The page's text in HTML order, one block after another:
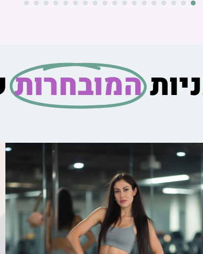
10
11
12
13
14
15
המובחרות
תפריט 1.450 קלוריות לבטן
שטוחה
תפריט 1.450 קלוריות להפחתת שומן בטני וירידה במשקל
תפריט מפורט ל־14 יום עם דגשים לתזונה אנטי־דלקתית
להפחתת נפיחות.
ממוצע ירידה של 2–4 ק”ג בשבועיים וירידה בהיקפי בטן
כבר מהימים הראשונים.